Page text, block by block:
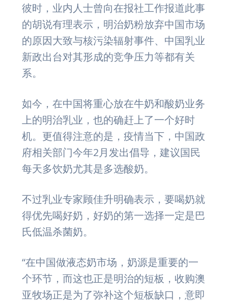
彼时，业内人士曾向在报社工作报道此事
的胡说有理表示，明治奶粉放弃中国市场
的原因大致与核污染辐射事件、中国乳业
新政出台对其形成的竞争压力等都有关
系。
如今，在中国将重心放在牛奶和酸奶业务
上的明治乳业，也的确赶上了一个好时
机。更值得注意的是，疫情当下，中国政
府相关部门今年2月发出倡导，建议国民
每天多饮奶尤其是多选酸奶。
不过乳业专家顾佳升明确表示，要喝奶就
得优先喝好奶，好奶的第一选择一定是巴
氏低温杀菌奶。
“在中国做液态奶市场，奶源是重要的一
个环节，而这也正是明治的短板，收购澳
亚牧场正是为了弥补这个短板缺口，意即